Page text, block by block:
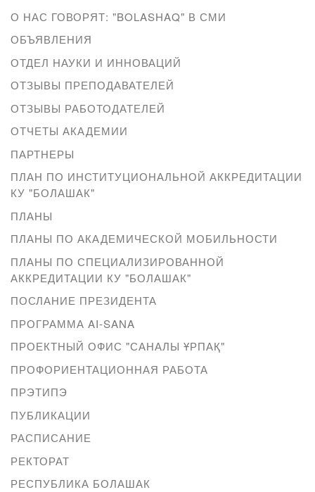
О НАС ГОВОРЯТ: "BOLASHAQ" В СМИ
ОБЪЯВЛЕНИЯ
ОТДЕЛ НАУКИ И ИННОВАЦИЙ
ОТЗЫВЫ ПРЕПОДАВАТЕЛЕЙ
ОТЗЫВЫ РАБОТОДАТЕЛЕЙ
ОТЧЕТЫ АКАДЕМИИ
ПАРТНЕРЫ
ПЛАН ПО ИНСТИТУЦИОНАЛЬНОЙ АККРЕДИТАЦИИ
КУ "БОЛАШАК"
ПЛАНЫ
ПЛАНЫ ПО АКАДЕМИЧЕСКОЙ МОБИЛЬНОСТИ
ПЛАНЫ ПО СПЕЦИАЛИЗИРОВАННОЙ
АККРЕДИТАЦИИ КУ "БОЛАШАК"
ПОСЛАНИЕ ПРЕЗИДЕНТА
ПРОГРАММА AI-SANA
ПРОЕКТНЫЙ ОФИС "САНАЛЫ ҰРПАҚ"
ПРОФОРИЕНТАЦИОННАЯ РАБОТА
ПРЭТИПЭ
ПУБЛИКАЦИИ
РАСПИСАНИЕ
РЕКТОРАТ
РЕСПУБЛИКА БОЛАШАК